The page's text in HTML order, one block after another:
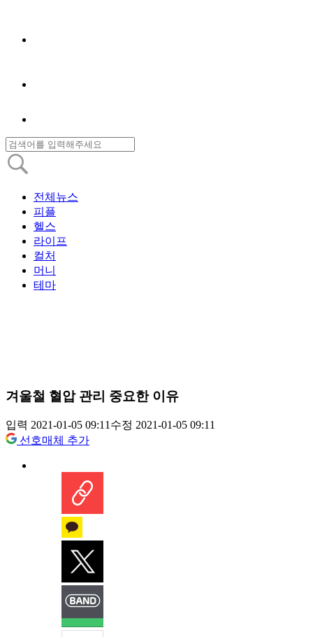
전체뉴스
피플
헬스
라이프
컬처
머니
테마
겨울철 혈압 관리 중요한 이유
입력 2021-01-05 09:11수정 2021-01-05 09:11
선호매체 추가